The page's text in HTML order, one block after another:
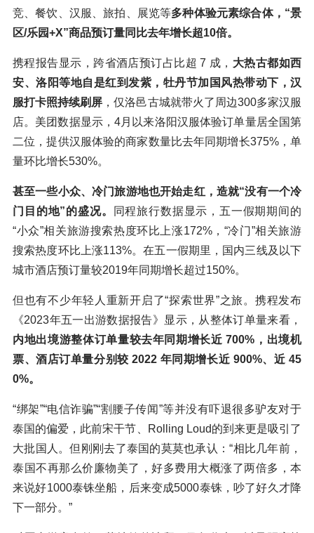
竞、餐饮、汉服、旅拍、展览等多种体验元素综合体，“景
区/乐园+X”商品预订量同比去年增长超10倍。
携程报告显示，跨省酒店预订占比超 7 成， 大热古都如西
安、洛阳等地自是红到发紫，牡丹节加国风热带动下，汉
服打卡照持续刷屏 ，仅洛邑古城就带火了周边300多家汉服
店。美团数据显示，4月以来洛阳汉服体验订单量居全国第
二位，提供汉服体验的商家数量比去年同期增长375%，单
量环比增长530%。
甚至一些小众、冷门旅游地也开始走红，造就“没有一个冷
门目的地”的盛况。
同程旅行数据显示，五一假期期间的
“小众”相关旅游搜索热度环比上涨172%，“冷门”相关旅游
搜索热度环比上涨113%。在五一假期里，国内三线及以下
城市酒店预订量较2019年同期增长超过150%。
但也有不少年轻人重新开启了“探索世界”之旅。携程发布
《2023年五一出游数据报告》显示，从整体订单量来看，
内地出境游整体订单量较去年同期增长近 700%，出境机
票、酒店订单量分别较 2022 年同期增长近 900%、近 45
0%。
“绑架”“电信诈骗”“割腰子传闻”等并没有吓退很多驴友对于
泰国的偏爱，此前宋干节、Rolling Loud的到来更是吸引了
大批国人。但刚刚去了泰国的莫莫也承认：“相比几年前，
泰国不再那么价廉物美了，好多费用大概涨了两倍多，本
来说好1000泰铢坐船，后来变成5000泰铢，吵了好久才降
下一部分。”